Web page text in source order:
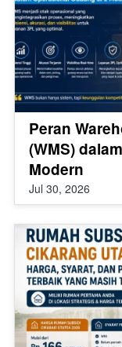
Peran
(WMS)
Modern
Jul 30, 2026